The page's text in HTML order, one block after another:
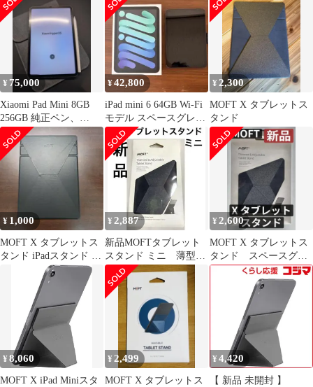
ストブルー
¥ 75,000
Xiaomi Pad Mini 8GB
256GB 純正ペン、
Moft、ケース付
¥42,800
iPad mini 6 64GB Wi-Fi
モデル スペースグレイ
付属品完備
¥ 2,300
MOFT X タブレットス
タンド
¥ 1,000
MOFT X タブレットス
タンド iPadスタンド マ
グネット式
¥ 2,887
新品MOFTタブレット
スタンド ミニ 薄型調
整可能MS008-M-GRY
¥ 2,600
MOFT X タブレットス
タンド スペースグレ
イ
¥8,060
MOFT X iPad Miniスタ
¥ 2,499
MOFT X タブレットス
¥ 4,420
【 新品 未開封 】